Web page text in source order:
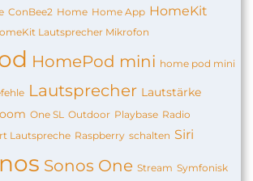
ConBee2 Home Home App HomeKit
Lautsprecher Mikrofon
HomePod mini home pod mini
Lautsprecher Lautstärke
One SL Outdoor Playbase Radio
Lautspreche Raspberry schalten Siri
Sonos One Stream Symfonisk